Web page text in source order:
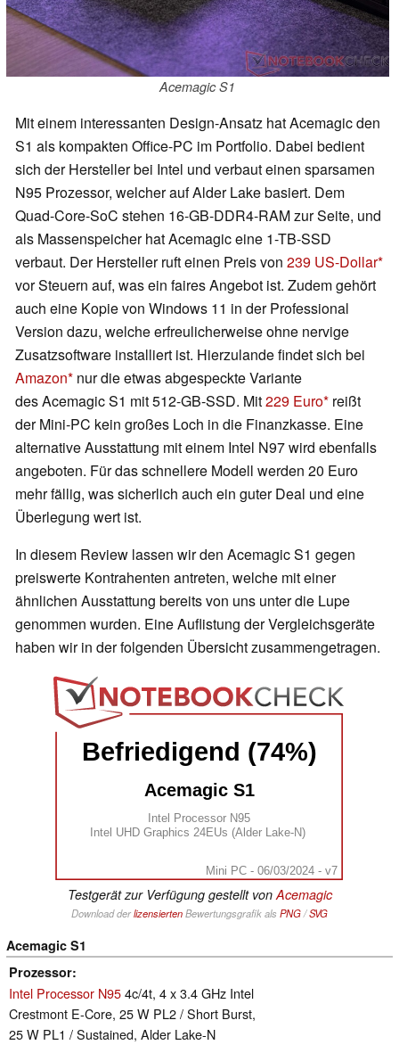
Acemagic S1
Mit einem interessanten Design-Ansatz hat Acemagic den
S1 als kompakten Office-PC im Portfolio. Dabei bedient
sich der Hersteller bei Intel und verbaut einen sparsamen
N95 Prozessor, welcher auf Alder Lake basiert. Dem
Quad-Core-SoC stehen 16-GB-DDR4-RAM zur Seite, und
als Massenspeicher hat Acemagic eine 1-TB-SSD
verbaut. Der Hersteller ruft einen Preis von 239 US-Dollar
vor Steuern auf, was ein faires Angebot ist. Zudem gehört
auch eine Kopie von Windows 11 in der Professional
Version dazu, welche erfreulicherweise ohne nervige
Zusatzsoftware installiert ist. Hierzulande findet sich bei
Amazon nur die etwas abgespeckte Variante
des Acemagic S1 mit 512-GB-SSD. Mit229 Euro reißt
der Mini-PC kein großes Loch in die Finanzkasse. Eine
alternative Ausstattung mit einem Intel N97 wird ebenfalls
angeboten. Für das schnellere Modell werden 20 Euro
mehr fällig, was sicherlich auch ein guter Deal und eine
Überlegung wert ist.
In diesem Review lassen wir den Acemagic S1 gegen
preiswerte Kontrahenten antreten, welche mit einer
ähnlichen Ausstattung bereits von uns unter die Lupe
genommen wurden. Eine Auflistung der Vergleichsgeräte
haben wir in der folgenden Übersicht zusammengetragen.
Befriedigend (74%)
Acemagic S1
Intel Processor N95
Intel UHD Graphics 24EUs (Alder Lake-N)
Mini PC - 06/03/2024 - v7
Testgerät zur Verfügung gestellt vonAcemagic
Download derlizensiertenBewertungsgrafik als PNG/SVG
Acemagic S1
Prozessor
Intel Processor N954c/4t, 4 x 3.4 GHz Intel
Crestmont E-Core, 25 W PL2 / Short Burst,
25 W PL1 / Sustained, Alder Lake-N